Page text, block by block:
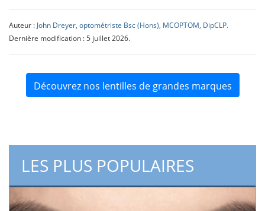
Auteur : John Dreyer, optométriste Bsc (Hons), MCOPTOM, DipCLP.
Dernière modification : 5 juillet 2026.
Découvrez nos lentilles de grandes marques
LES PLUS POPULAIRES